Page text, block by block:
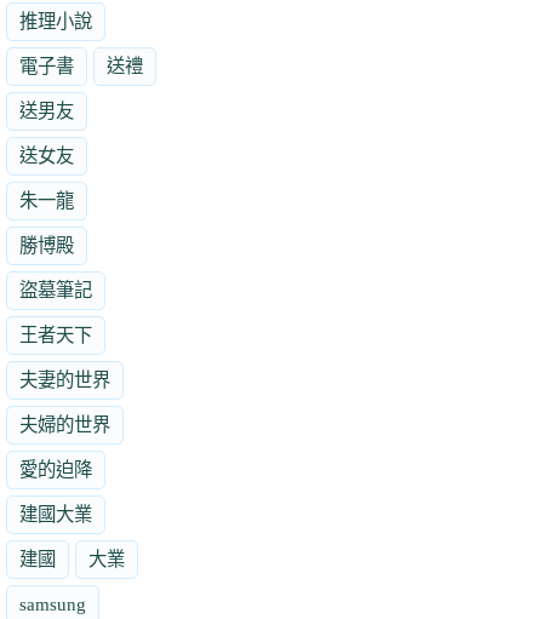
推理小說
電子書 送禮
送男友
送女友
朱一龍
勝博殿
盜墓筆記
王者天下
夫妻的世界
夫婦的世界
愛的迫降
建國大業
建國 大業
samsung